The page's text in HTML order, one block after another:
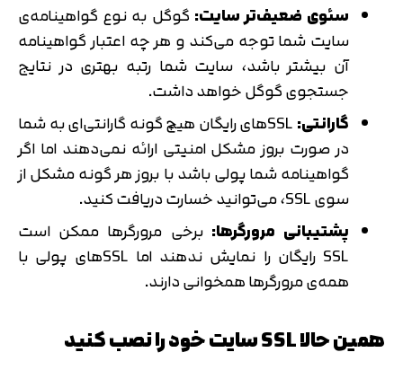
سئوی ضعیف‌تر سایت: گوگل به نوع گواهینامه‌ی
سایت شما توجه می‌کند و هر چه اعتبار گواهینامه
آن بیشتر باشد، سایت شما رتبه بهتری در نتایج
جستجوی گوگل خواهد داشت.
گارانتی:
SSL‌های رایگان هیچ گونه گارانتی‌ای به شما
در صورت بروز مشکل امنیتی ارائه نمی‌دهند اما اگر
گواهینامه شما پولی باشد با بروز هر گونه مشکل از
سوی SSL، می‌توانید خسارت دریافت کنید.
پشتیبانی مرورگرها: برخی مرورگرها ممکن است
SSL رایگان را نمایش ندهند اما SSL‌های پولی با
همه‌ی مرورگرها همخوانی دارند.
همین حالا SSL سایت خود را نصب کنید